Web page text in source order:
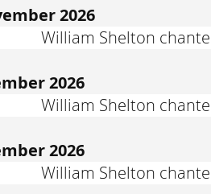
2026
William Shelton
2026
William Shelton
2026
William Shelton